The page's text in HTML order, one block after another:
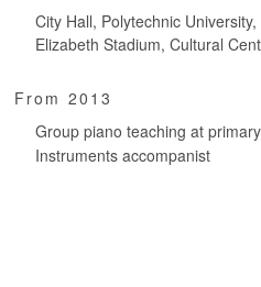
City Hall, Polytechnic
Elizabeth Stadium, Cultural
From 2013
Group piano teaching at
Instruments accompanist